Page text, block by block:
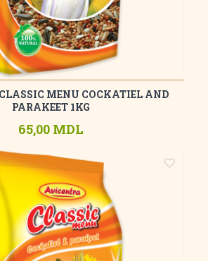
MENU COCKATIEL AND
PARAKEET 1KG
65,00 MDL